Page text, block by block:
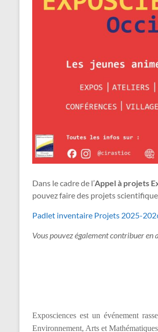
Dans le cadre de l’Appel à projets
pouvez faire des projets
Padlet inventaire Projets 2025-
Vous pouvez également contribuer en
Exposciences est un événement
Environnement, Arts et